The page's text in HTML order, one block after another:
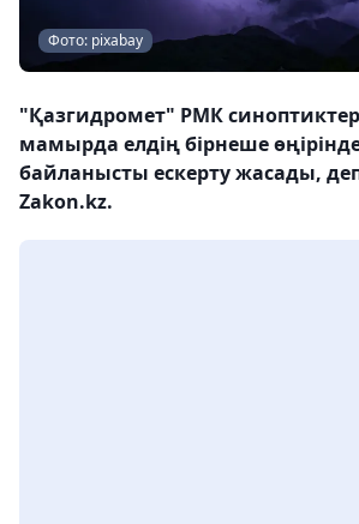
Фото: pixabay
"Қазгидромет" РМК
мамырда елдің бірнеше
байланысты ескерту жасады,
Zakon.kz.